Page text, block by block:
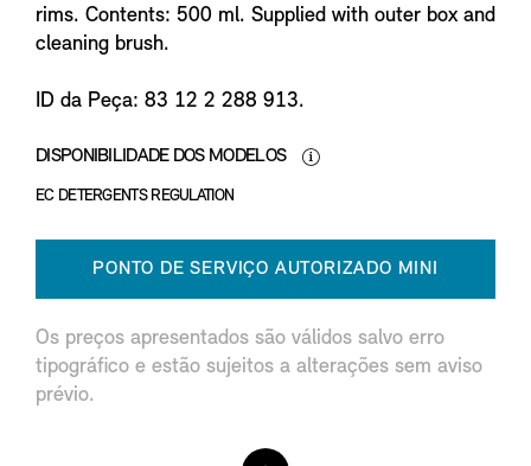
rims. Contents: 500 ml. Supplied with outer box and
cleaning brush.
ID da Peça: 83 12 2 288 913.
DISPONIBILIDADE DOS MODELOS
EC DETERGENTS REGULATION
PONTO DE SERVIÇO AUTORIZADO MINI
Os preços apresentados são válidos salvo erro
tipográfico e estão sujeitos a alterações sem aviso
prévio.